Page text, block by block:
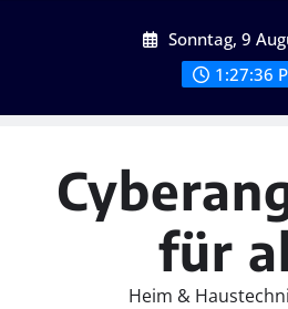
Sonntag, 9
1:27:38
für
Heim &